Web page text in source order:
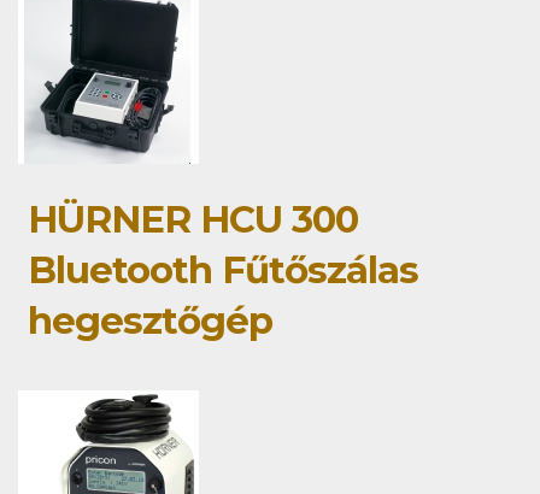
HÜRNER HCU 300
Bluetooth Fűtőszálas
hegesztőgép